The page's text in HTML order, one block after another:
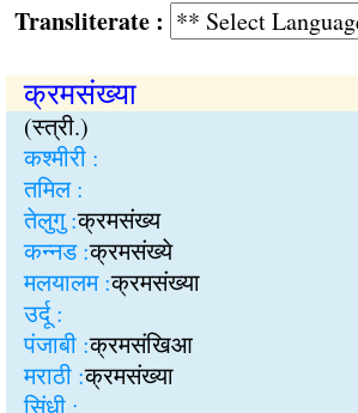
:
क्रमसंख्या
(स्त्री.)
कश्मीरी :
तमिल :
तेलुगु :क्रमसंख्य
कन्नड :क्रमसंख्ये
मलयालम :क्रमसंख्या
उर्दू :
पंजाबी :क्रमसंखिआ
मराठी :क्रमसंख्या
सिंधी :